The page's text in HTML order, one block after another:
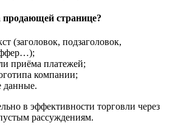
странице?
(заголовок, подзаголовок,
приёма платежей;
компании;
данные.
в эффективности торговли через
рассуждениям.